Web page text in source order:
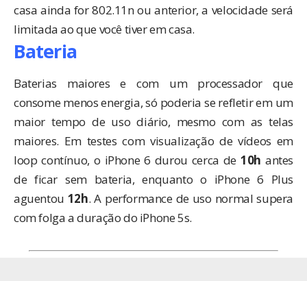
casa ainda for 802.11n ou anterior, a velocidade será
limitada ao que você tiver em casa.
Bateria
Baterias maiores e com um processador que
consome menos energia, só poderia se refletir em um
maior tempo de uso diário, mesmo com as telas
maiores. Em testes com visualização de vídeos em
loop contínuo, o iPhone 6 durou cerca de10h antes
de ficar sem bateria, enquanto o iPhone 6 Plus
aguentou 12h. A performance de uso normal supera
com folga a duração do iPhone 5s.